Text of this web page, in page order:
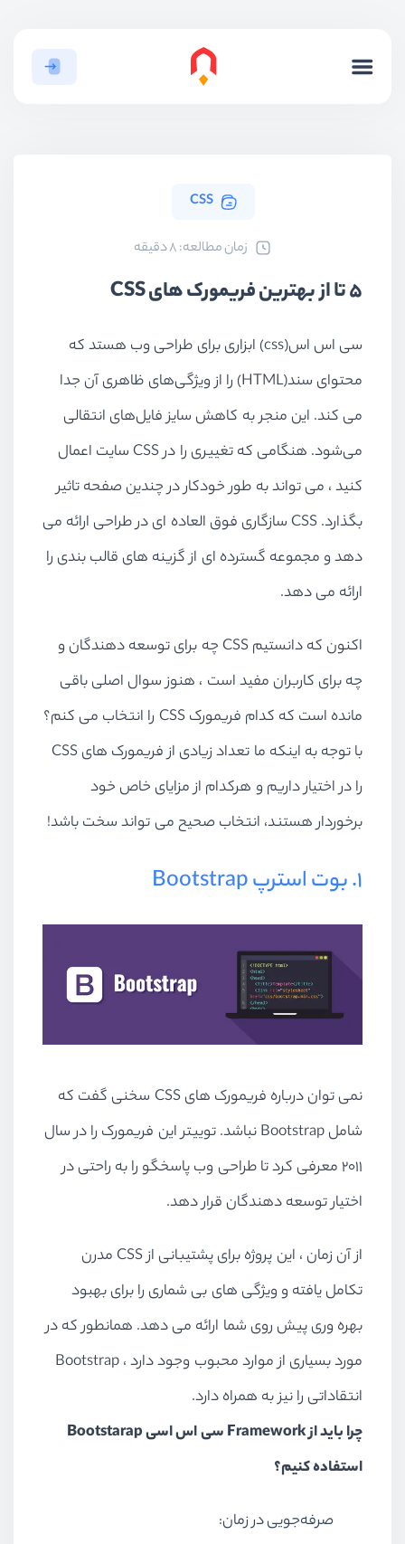
CSS
ﺯﻣﺎﻥ ﻣﻄﺎﻟﻌﻪ: 8 دقیقه
5 تا از بهترین فریمورک های CSS
سی اس اس(css) ابزاری برای طراحی وب هستد که
محتوای سند(HTML) را از ویژگی‌های ظاهری آن جدا
می کند. این منجر به کاهش سایز فایل‌های انتقالی
می‌شود. هنگامی که تغییری را در CSS سایت اعمال
کنید ، می تواند به طور خودکار در چندین صفحه تاثیر
بگذارد. CSS سازگاری فوق العاده ای در طراحی ارائه می
دهد و مجموعه گسترده ای از گزینه های قالب بندی را
ارائه می دهد.
اکنون که دانستیم CSS چه برای توسعه دهندگان و
چه برای کاربران مفید است ، هنوز سوال اصلی باقی
مانده است که کدام فریمورک CSS را انتخاب می کنم؟
با توجه به اینکه ما تعداد زیادی از فریمورک های CSS
را در اختیار داریم و هرکدام از مزایای خاص خود
برخوردار هستند، انتخاب صحیح می تواند سخت باشد!
1. بوت استرپ Bootstrap
نمی توان درباره فریمورک های CSS سخنی گفت که
شامل Bootstrap نباشد. توییتر این فریمورک را در سال
2011 معرفی کرد تا طراحی وب پاسخگو را به راحتی در
اختیار توسعه دهندگان قرار دهد.
از آن زمان ، این پروژه برای پشتیبانی از CSS مدرن
تکامل یافته و ویژگی های بی شماری را برای بهبود
بهره وری پیش روی شما ارائه می دهد. همانطور که در
مورد بسیاری از موارد محبوب وجود دارد ، Bootstrap
انتقاداتی را نیز به همراه دارد.
چرا باید از Framework سی اس اسی Bootstarap
استفاده کنیم؟
صرفه‌جویی در زمان: